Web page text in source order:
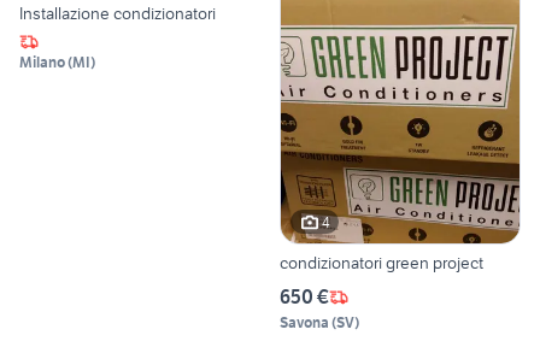
Installazione condizionatori
Milano(MI)
4
condizionatori green project
650 €
Savona (SV)